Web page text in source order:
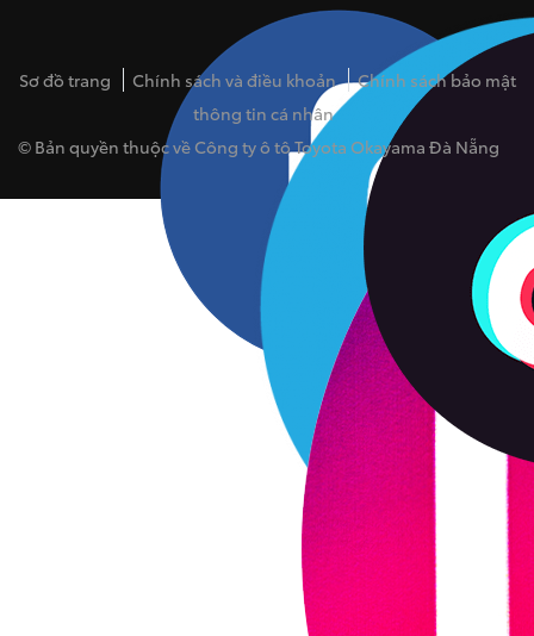
Sơ đồ trang Chính sách và điều khoản
Chính sách bảo mật
thông tin cá nhân
© Bản quyền thuộc về Công ty ô tô Toyota Okayama Đà Nẵng